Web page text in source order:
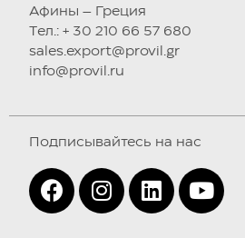
Афины – Греция
Tел.: + 30 210 66 57 680
sales.export@provil.gr
info@provil.ru
Подписывайтесь на нас